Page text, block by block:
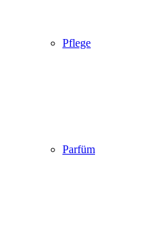
Pflege
Parfüm